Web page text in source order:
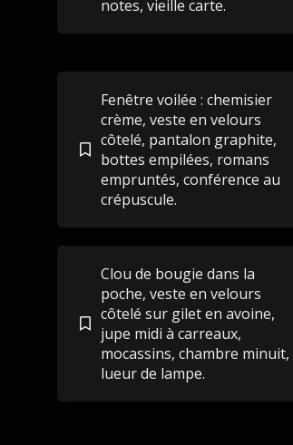
notes, vieille carte.
Fenêtre voilée : chemisier
crème, veste en velours
côtelé, pantalon graphite,
bottes empilées, romans
empruntés, conférence au
crépuscule.
Clou de bougie dans la
poche, veste en velours
côtelé sur gilet en avoine,
jupe midi à carreaux,
mocassins, chambre minuit,
lueur de lampe.